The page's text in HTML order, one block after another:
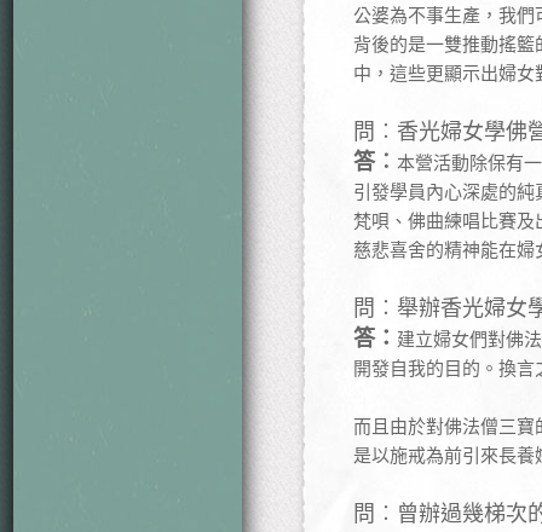
公婆為不事生產，我
背後的是一雙推動搖
中，這些更顯示出婦
問︰香光婦女學佛
答︰ 本營活動除保有
引發學員內心深處的
梵唄、佛曲練唱比賽
慈悲喜舍的精神能在婦
問︰舉辦香光婦女
答： 建立婦女們對佛
開發自我的目的。換
而且由於對佛法僧三
是以施戒為前引來長
問︰曾辦過幾梯次